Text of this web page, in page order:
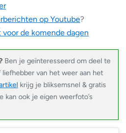
op Youtube?
de komende dagen
Ben je geïnteresseerd om deel te
van het weer aan het
krijg je bliksemsnel & gratis
kan ook je eigen weerfoto’s